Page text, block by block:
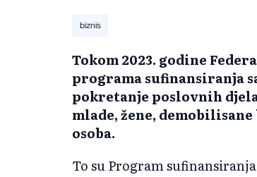
biznis
Tokom 2023. godine
programa sufinansiranja
pokretanje poslovnih
mlade, žene,
osoba.
To su Program